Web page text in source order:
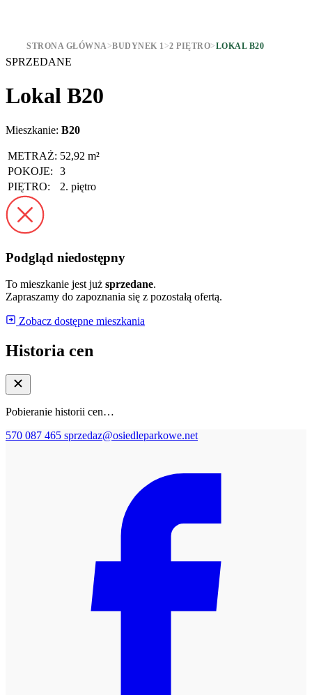
STRONA GŁÓWNA>BUDYNEK 1 >2 PIĘTRO>LOKAL B20
SPRZEDANE
Lokal B20
Mieszkanie: B20
METRAŻ: 52,92 m²
POKOJE:
3
PIĘTRO:
2. piętro
Podgląd niedostępny
To mieszkanie jest już sprzedane.
Zapraszamy do zapoznania się z pozostałą ofertą.
Zobacz dostępne mieszkania
Historia cen
Pobieranie historii cen…
570 087 465 sprzedaz@osiedleparkowe.net